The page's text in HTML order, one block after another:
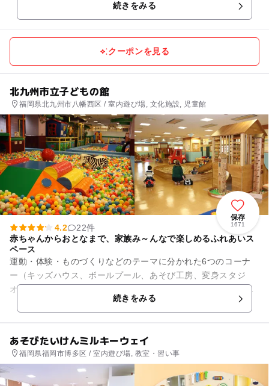
続きをみる
クーポンを見る
北九州市立子どもの館
福岡県北九州市八幡西区 / 室内遊び場, 文化施設, 児童館
保存
1671
4.2
22件
赤ちゃんからおとなまで、家族み～んなで楽しめるふれあいス
ペース
運動・体験・ものづくりなどのテーマに分かれた6つのコーナ
ー（キッズハウス、ボールプール、あそび工房、変身スタジ
オ、ふしぎ探検、チャレンジスポーツ）があり、幅広い年齢の
子どもたちが楽しめるとともに...
続きをみる
あそびたいけんミルキーウェイ
福岡県福岡市博多区 / 室内遊び場, 教室・習い事